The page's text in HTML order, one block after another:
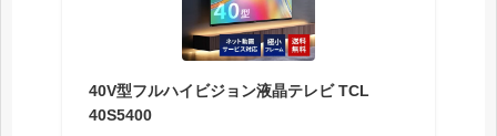
40V型フルハイビジョン液晶テレビ TCL
40S5400